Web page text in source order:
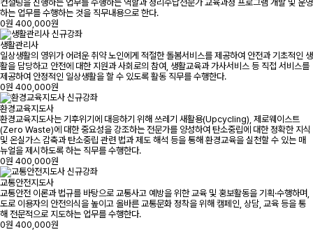
컨설팅을 진행하는 업무를 수행하는 역할과 정리수납전문가 교육과정 프로그램 개발 및 운영
하는 업무를 수행하는 것을 직무내용으로 한다.
0원 400,000원
신규강좌
생활관리사
일상생활의 영위가 어려운 취약 노인에게 적절한 돌봄서비스를 제공하여 안전과 기초적인 생
활을 담당하고 안전에 대한 지원과 사회로의 참여, 생활교육과 가사서비스 등 직접 서비스를
제공하여 안정적인 일상생활을 할 수 있도록 활동 직무를 수행한다.
0원 400,000원
신규강좌
환경교육지도사
환경교육지도사는 기후위기에 대응하기 위해 쓰레기 새활용(Upcycling), 제로웨이스트
(Zero Waste)에 대한 중요성을 강조하는 전문가를 양성하여 탄소중립에 대한 정확한 지식
및 온실가스 감축과 탄소중립 관련 법과 제도 해석 등을 통해 환경교육을 실천할 수 있는 매
뉴얼을 제시하도록 하는 직무를 수행한다.
0원 400,000원
신규강좌
교통안전지도사
교통안전 이론과 법규를 바탕으로 교통사고 예방을 위한 교육 및 홍보활동을 기획·수행하며,
도로 이용자의 안전의식을 높이고 올바른 교통문화 정착을 위해 캠페인, 상담, 교육 등을 통
해 전문적으로 지도하는 업무를 수행한다.
0원 400,000원